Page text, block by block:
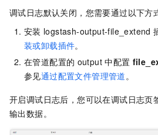
调试日志默认关闭，您需要通过以下方
安装 logstash-output-file_extend
装或卸载插件。
在管道配置的 output 中配置
参见通过配置文件管理管道 。
开启调试日志后，您可以在调试日志页
输出数据。